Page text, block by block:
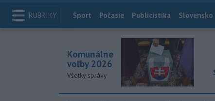
RUBRIKY Index
Šport Počasie Publicistika Slovensko
Komunálne
voľby 2026
Všetky správy